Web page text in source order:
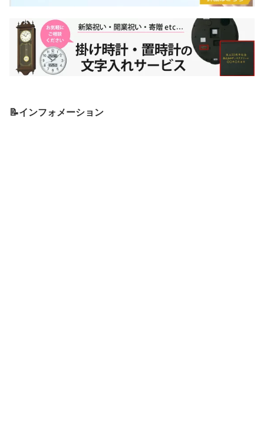
📝インフォメーション